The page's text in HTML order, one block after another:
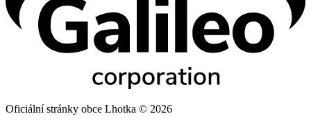
Oficiální stránky obce Lhotka © 2026